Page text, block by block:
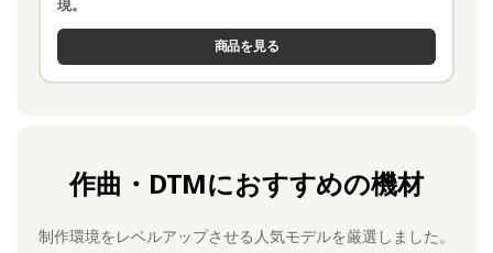
現。
商品を見る
作曲・DTMにおすすめの機材
制作環境をレベルアップさせる人気モデルを厳選しました。